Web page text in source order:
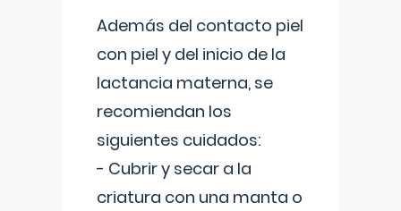
Además del contacto piel
con piel y del inicio de la
lactancia materna, se
recomiendan los
siguientes cuidados:
- Cubrir y secar a la
criatura con una manta o